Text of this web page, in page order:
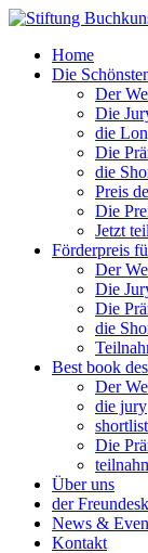
Home
Die
Der
Die
die
Die
die
Preis
Die
Jetzt
Förderpreis
Der
Die
Die
die
Best book
Der
die jury
shortlist
Die
Über uns
der
News &
Kontakt